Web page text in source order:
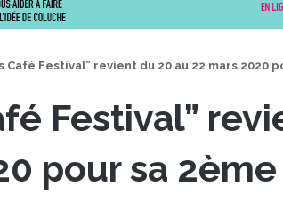
Café Festival” revient du 20 au 22 mars 2020
Festival”
pour sa